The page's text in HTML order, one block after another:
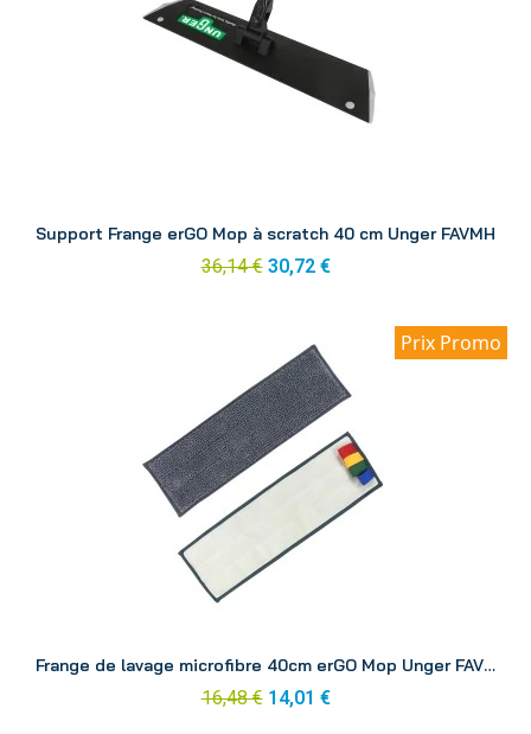
Support Frange erGO Mop à scratch 40 cm Unger FAVMH
36,14 € 30,72 €
Prix Promo
Frange de lavage microfibre 40cm erGO Mop Unger FAVMC
16,48 € 14,01 €